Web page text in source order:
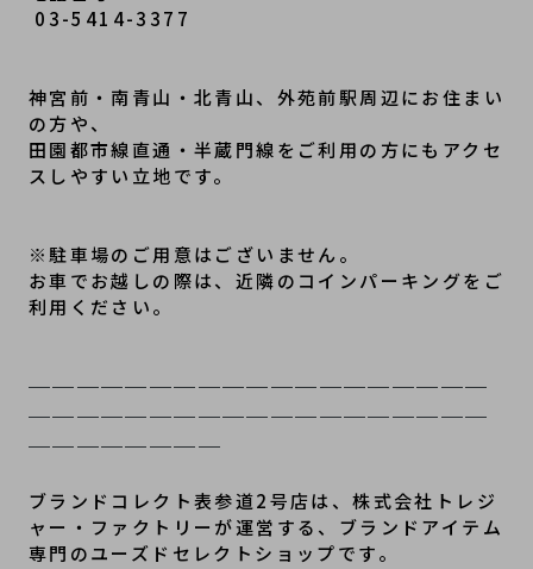
03-5414-3377
神宮前・南青山・北青山、外苑前駅周辺にお住まい
の方や、
田園都市線直通・半蔵門線をご利用の方にもアクセ
スしやすい立地です。
※駐車場のご用意はございません。
お車でお越しの際は、近隣のコインパーキングをご
利用ください。
───────────────────
───────────────────
────────
ブランドコレクト表参道2号店は、株式会社トレジ
ャー・ファクトリーが運営する、ブランドアイテム
専門のユーズドセレクトショップです。